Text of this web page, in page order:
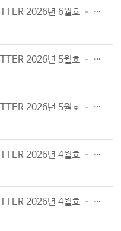
제주4·3평화재단 NEWSLETTER 2026년 6월호 – Vol.184
제주4·3평화재단 NEWSLETTER 2026년 5월호 – Vol.183
제주4·3평화재단 NEWSLETTER 2026년 5월호 – Vol.182
제주4·3평화재단 NEWSLETTER 2026년 4월호 – Vol.181
제주4·3평화재단 NEWSLETTER 2026년 4월호 – Vol.180